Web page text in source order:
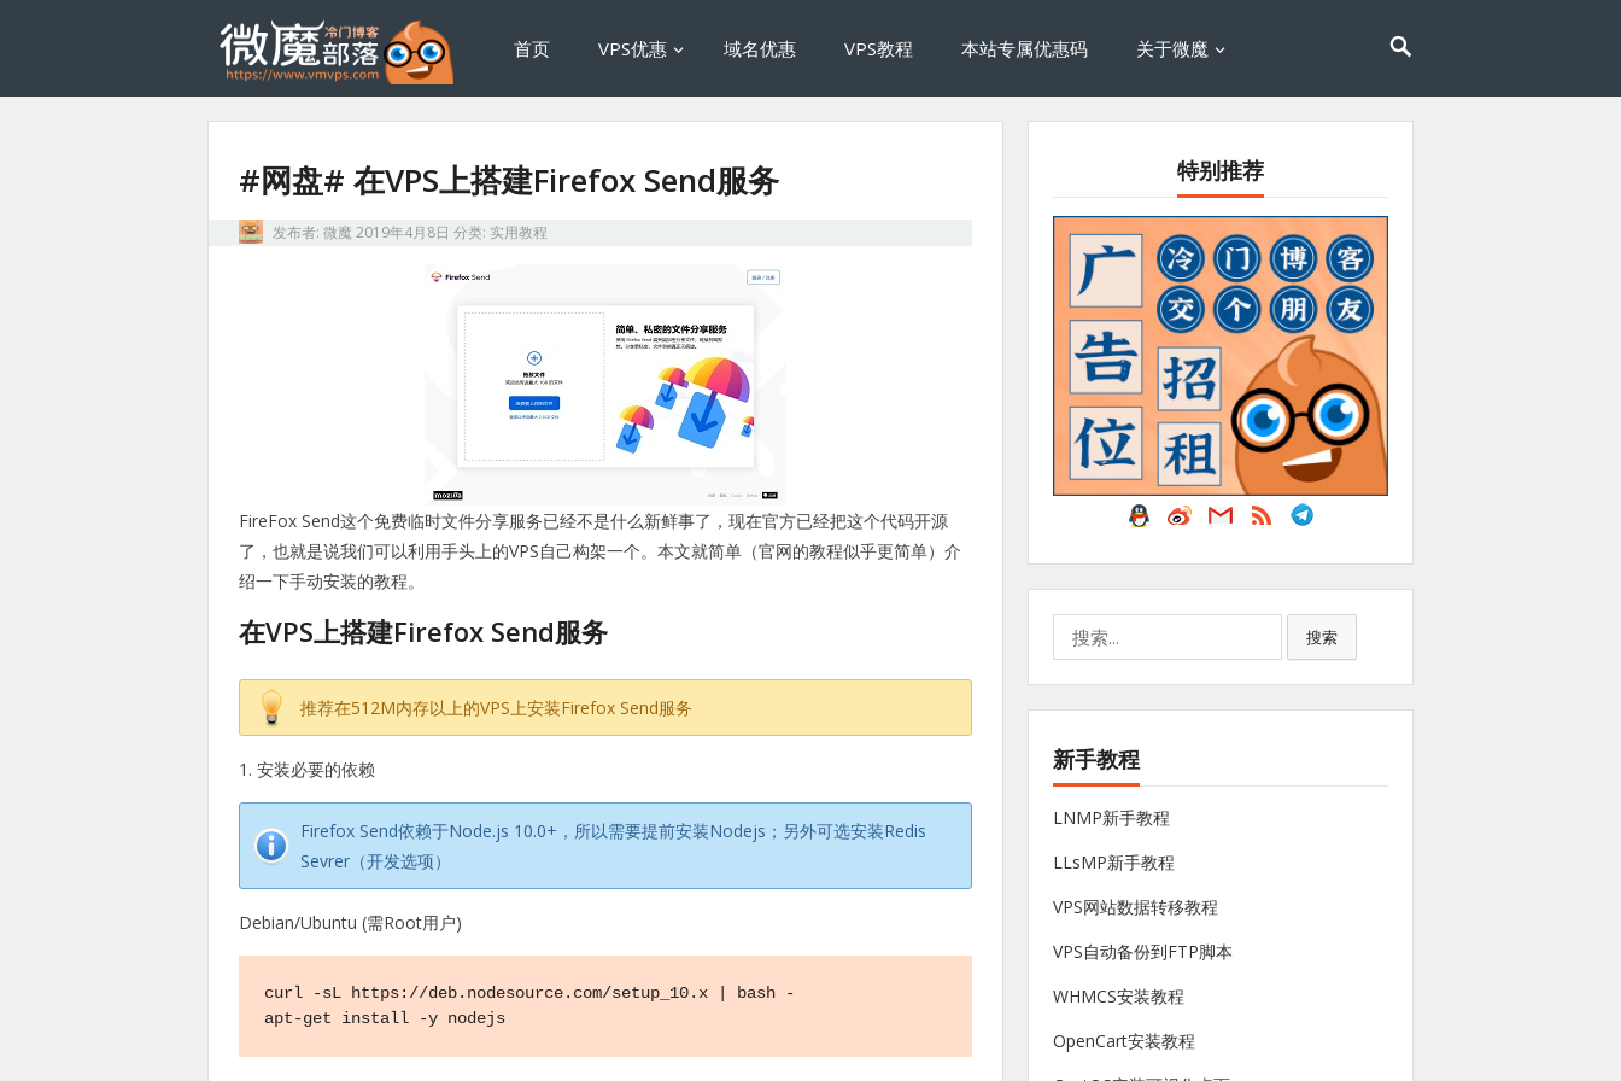
首页 VPS优惠 域名优惠 VPS教程 本站专属优惠码 关于微魔
#网盘# 在VPS上搭建Firefox Send服务
发布者: 微魔 2019年4月8日 分类: 实用教程
FireFox Send这个免费临时文件分享服务已经不是什么新鲜事了，现在官方已经把这个代码开源
了，也就是说我们可以利用手头上的VPS自己构架一个。本文就简单（官网的教程似乎更简单）介
绍一下手动安装的教程。
在VPS上搭建Firefox Send服务
推荐在512M内存以上的VPS上安装Firefox Send服务
1. 安装必要的依赖
Firefox Send依赖于Node.js 10.0+，所以需要提前安装Nodejs；另外可选安装Redis
Sevrer（开发选项）
Debian/Ubuntu (需Root用户)
curl -sL https://deb.nodesource.com/setup_10.x | bash -
apt-get install -y nodejs
特别推荐
搜索
新手教程
LNMP新手教程
LLsMP新手教程
VPS网站数据转移教程
VPS自动备份到FTP脚本
WHMCS安装教程
OpenCart安装教程